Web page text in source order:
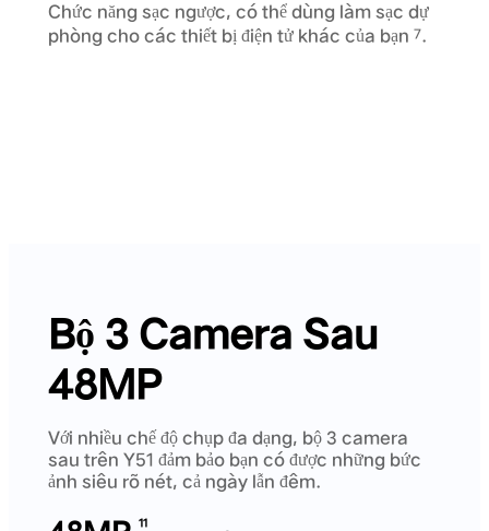
Chức năng sạc ngược, có thể dùng làm sạc dự
phòng cho các thiết bị điện tử khác của bạn 7.
Bộ 3 Camera Sau
48MP
Với nhiều chế độ chụp đa dạng, bộ 3 camera
sau trên Y51 đảm bảo bạn có được những bức
ảnh siêu rõ nét, cả ngày lẫn đêm.
11